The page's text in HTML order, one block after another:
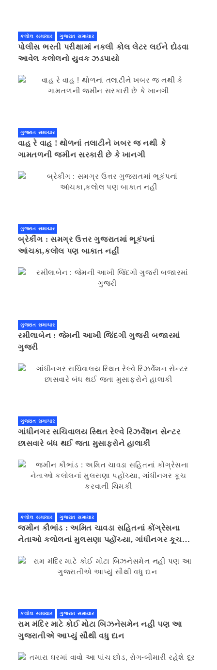
કલોલ સમાચાર ગુજરાત સમાચાર
પોલીસ ભરતી પરીક્ષામાં નકલી કોલ લેટર લઈને દોડવા
આવેલ કલોલનો યુવક ઝડપાયો
ગુજરાત સમાચાર
વાહ રે વાહ ! થોળનાં તલાટીને ખબર જ નથી કે
ગામતળની જમીન સરકારી છે કે ખાનગી
ગુજરાત સમાચાર
બ્રેકીંગ : સમગ્ર ઉત્તર ગુજરાતમાં ભૂકંપનાં
આંચકા,કલોલ પણ બાકાત નહીં
ગુજરાત સમાચાર
રમીલાબેન : જેમની આખી જિંદગી ગુજરી બજારમાં
ગુજરી
ગુજરાત સમાચાર
ગાંધીનગર સચિવાલય સ્થિત રેલ્વે રિઝર્વેશન સેન્ટર
છાસવારે બંધ થઈ જતા મુસાફરોને હાલાકી
કલોલ સમાચાર ગુજરાત સમાચાર
જમીન કૌભાંડ : અમિત ચાવડા સહિતનાં કોંગ્રેસના
નેતાઓ કલોલનાં મુલસણા પહોંચ્યા, ગાંધીનગર કૂચ
કલોલ સમાચાર ગુજરાત સમાચાર
રામ મંદિર માટે કોઈ મોટા બિઝનેસમેન નહી પણ આ
ગુજરાતીએ આપ્યું સૌથી વધુ દાન